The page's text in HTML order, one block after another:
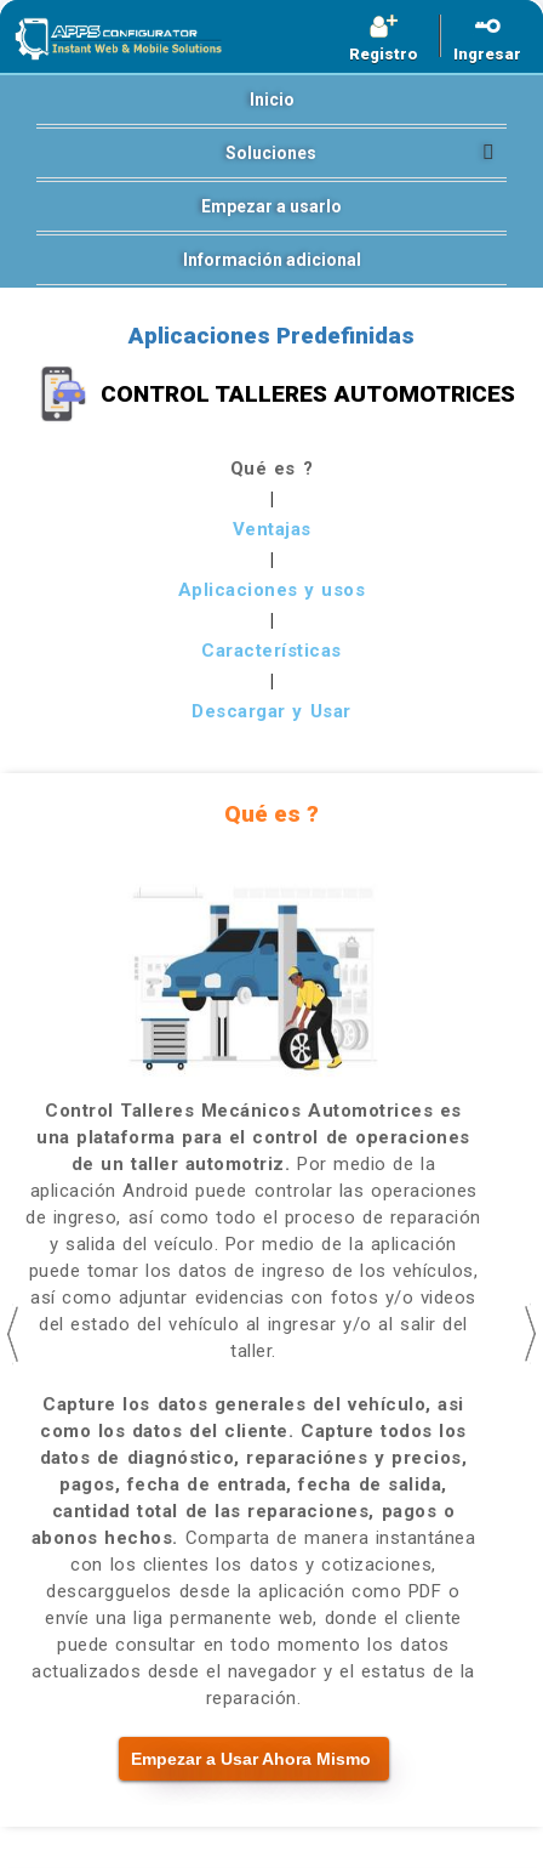
Registro Ingresar
Inicio
Soluciones
Empezar a usarlo
Información adicional
Aplicaciones Predefinidas
CONTROL TALLERES AUTOMOTRICES
Qué es ?
|
Ventajas
|
Aplicaciones y usos
|
Características
|
Descargar y Usar
Qué es ?
Control Talleres Mecánicos Automotrices es
una plataforma para el control de operaciones
de un taller automotriz. Por medio de la
aplicación Android puede controlar las operaciones
de ingreso, así como todo el proceso de reparación
y salida del veículo. Por medio de la aplicación
puede tomar los datos de ingreso de los vehículos,
así como adjuntar evidencias con fotos y/o videos
del estado del vehículo al ingresar y/o al salir del
taller.
Capture los datos generales del vehículo, asi
como los datos del cliente. Capture todos los
datos de diagnóstico, reparaciónes y precios,
pagos, fecha de entrada, fecha de salida,
cantidad total de las reparaciones, pagos o
abonos hechos. Comparta de manera instantánea
con los clientes los datos y cotizaciones,
descargguelos desde la aplicación como PDF o
envíe una liga permanente web, donde el cliente
puede consultar en todo momento los datos
actualizados desde el navegador y el estatus de la
reparación.
Empezar a Usar Ahora Mismo